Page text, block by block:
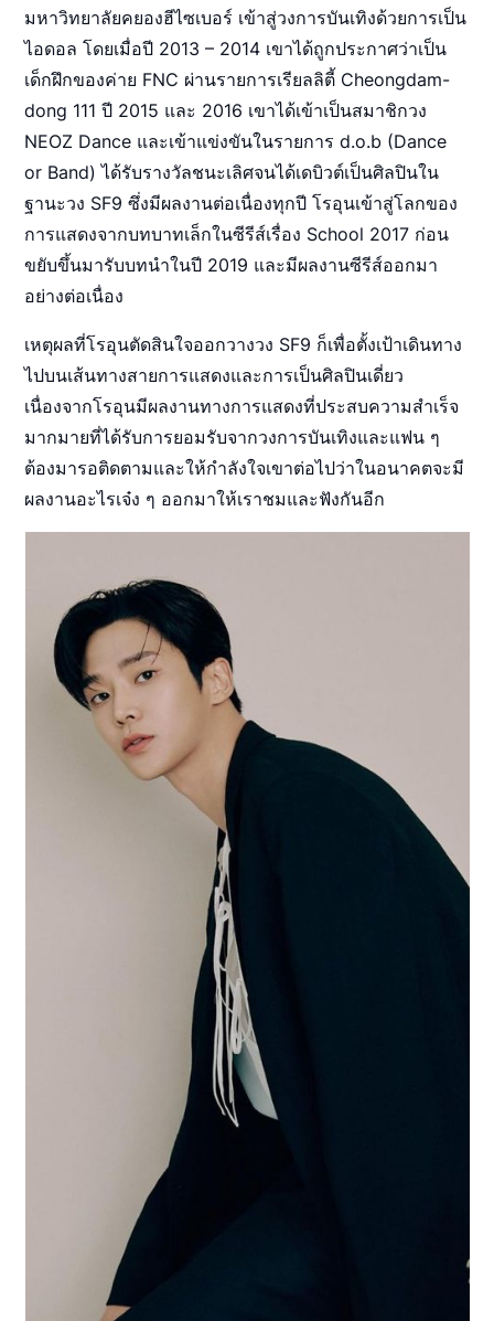
มหาวิทยาลัยคยองฮีไซเบอร์ เข้าสู่วงการบันเทิงด้วยการเป็น
ไอดอล โดยเมื่อปี 2013 – 2014 เขาได้ถูกประกาศว่าเป็น
เด็กฝึกของค่าย FNC ผ่านรายการเรียลลิตี้ Cheongdam-
dong 111 ปี 2015 และ 2016 เขาได้เข้าเป็นสมาชิกวง
NEOZ Dance และเข้าแข่งขันในรายการ d.o.b (Dance
or Band) ได้รับรางวัลชนะเลิศจนได้เดบิวต์เป็นศิลปินใน
ฐานะวง SF9 ซึ่งมีผลงานต่อเนื่องทุกปี โรอุนเข้าสู่โลกของ
การแสดงจากบทบาทเล็กในซีรีส์เรื่อง School 2017 ก่อน
ขยับขึ้นมารับบทนำในปี 2019 และมีผลงานซีรีส์ออกมา
อย่างต่อเนื่อง
เหตุผลที่โรอุนตัดสินใจออกวางวง SF9 ก็เพื่อตั้งเป้าเดินทาง
ไปบนเส้นทางสายการแสดงและการเป็นศิลปินเดี่ยว
เนื่องจากโรอุนมีผลงานทางการแสดงที่ประสบความสำเร็จ
มากมายที่ได้รับการยอมรับจากวงการบันเทิงและแฟน ๆ
ต้องมารอติดตามและให้กำลังใจเขาต่อไปว่าในอนาคตจะมี
ผลงานอะไรเจ๋ง ๆ ออกมาให้เราชมและฟังกันอีก